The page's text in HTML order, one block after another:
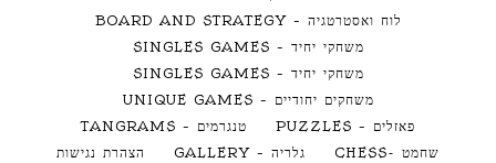
לוח ואסטרטגיה – BOARD AND STRATEGY
משחקי יחיד – SINGLES GAMES
משחקי יחיד – SINGLES GAMES
משחקים יחודיים – UNIQUE GAMES
פאזלים – PUZZLES
טנגרמים – TANGRAMS
שחמט -CHESS
גלריה – GALLERY הצהרת נגישות